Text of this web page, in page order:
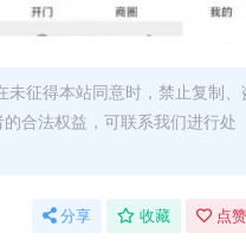
征得本站同意时，禁止复制、
合法权益，可联系我们进行处
分享 收藏 点